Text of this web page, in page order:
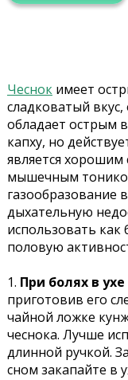
Чеснокимеет
сладковатый
обладает острым
капху, но
является
мышечным
газообразование
дыхательную
использовать
половую
1. При болях в ухе
приготовив его
чайной ложке
чеснока. Лучше
длинной ручкой.
сном закапайте в